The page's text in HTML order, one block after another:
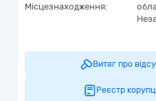
Місцезнаходження:
Витяг про
Реєстр